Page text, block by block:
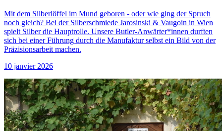
Mit dem Silberlöffel im Mund geboren - oder wie ging der Spruch
noch gleich? Bei der Silberschmiede Jarosinski & Vaugoin in Wien
spielt Silber die Hauptrolle. Unsere Butler-Anwärter*innen durften
sich bei einer Führung durch die Manufaktur selbst ein Bild von der
Präzisionsarbeit machen.
10 janvier 2026